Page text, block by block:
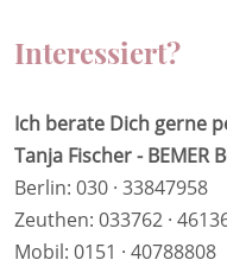
Interessiert?
Ich berate Dich gerne
Tanja Fischer -
Berlin: 030 · 33847958
Zeuthen: 033762 ·
Mobil: 0151 · 40788808